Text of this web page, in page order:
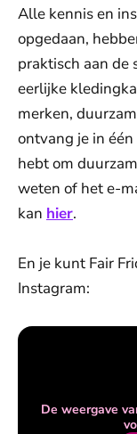
Alle kennis en
opgedaan,
praktisch aan de
eerlijke
merken,
ontvang je in
hebt om
weten of het e-
kan hier.
En je kunt Fair
Instagram:
De weergave